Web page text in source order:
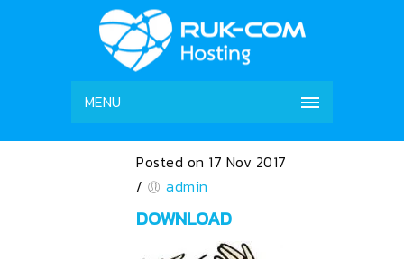
MENU
Posted on 17 Nov 2017
/
admin
DOWNLOAD